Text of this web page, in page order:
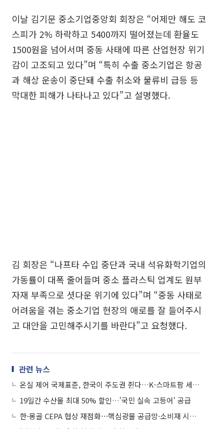
이날 김기문 중소기업중앙회 회장은 “어제만 해도 코
스피가 2% 하락하고 5400까지 떨어졌는데 환율도
1500원을 넘어서며 중동 사태에 따른 산업현장 위기
감이 고조되고 있다”며 “특히 수출 중소기업은 항공
과 해상 운송이 중단돼 수출 취소와 물류비 급등 등
막대한 피해가 나타나고 있다”고 설명했다.
김 회장은 “나프타 수입 중단과 국내 석유화학기업의
가동률이 대폭 줄어들며 중소 플라스틱 업계도 원부
자재 부족으로 셧다운 위기에 있다”며 “중동 사태로
어려움을 겪는 중소기업 현장의 애로를 잘 들어주시
고 대안을 고민해주시기를 바란다”고 요청했다.
관련 뉴스
온실 제어 국제표준, 한국이 주도권 쥔다…K-스마트팜 세계 기준 선점
19일간 수산물 최대 50% 할인…'국민 실속 고등어' 공급
한-몽골 CEPA 협상 재점화⋯핵심광물 공급망·소비재 시장 동시 공략